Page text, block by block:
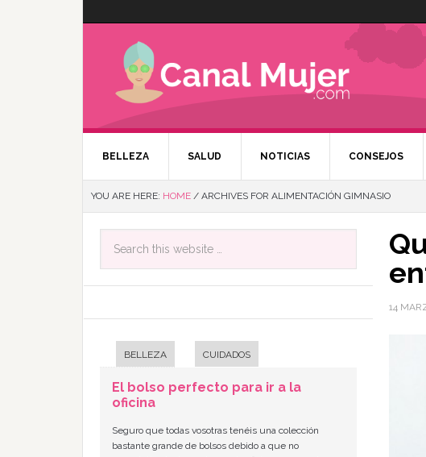
BELLEZA SALUD NOTICIAS CONSEJOS
YOU ARE HERE: HOME / ARCHIVES FOR ALIMENTACIÓN GIMNASIO
14
BELLEZA CUIDADOS
El bolso perfecto para ir a la
oficina
Seguro que todas vosotras tenéis una colección
bastante grande de bolsos debido a que no